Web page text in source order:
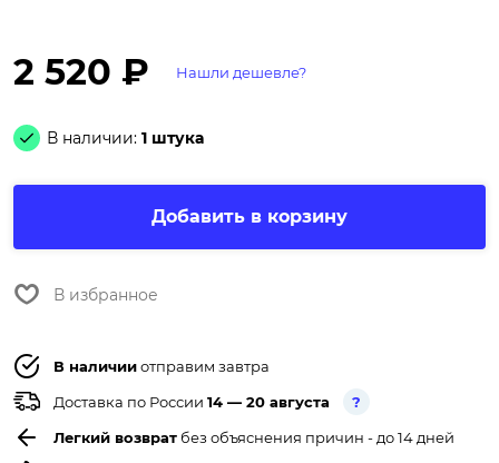
2 520 ₽ Нашли дешевле?
В наличии: 1 штука
Добавить в корзину
В избранное
В наличииотправим завтра
Доставка по России 14 — 20 августа
?
Легкий возврат без объяснения причин - до 14 дней